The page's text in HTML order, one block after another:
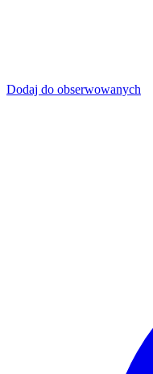
Dodaj do obserwowanych